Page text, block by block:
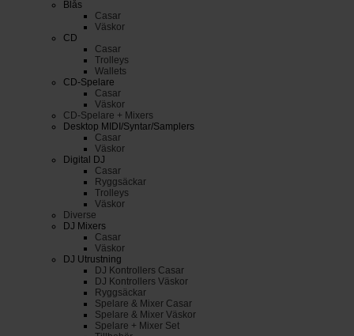
Blås
Casar
Väskor
CD
Casar
Trolleys
Wallets
CD-Spelare
Casar
Väskor
CD-Spelare + Mixers
Desktop MIDI/Syntar/Samplers
Casar
Väskor
Digital DJ
Casar
Ryggsäckar
Trolleys
Väskor
Diverse
DJ Mixers
Casar
Väskor
DJ Utrustning
DJ Kontrollers Casar
DJ Kontrollers Väskor
Ryggsäckar
Spelare & Mixer Casar
Spelare & Mixer Väskor
Spelare + Mixer Set